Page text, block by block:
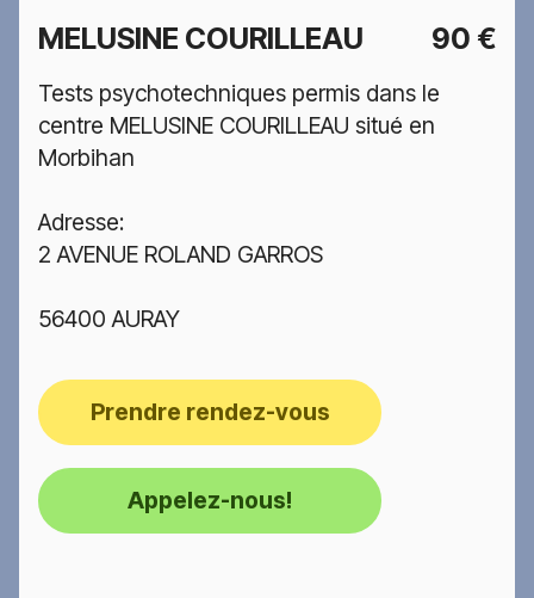
MELUSINE COURILLEAU 90 €
Tests psychotechniques permis dans le
centre MELUSINE COURILLEAU situé en
Morbihan
Adresse:
2 AVENUE ROLAND GARROS
56400 AURAY
Prendre rendez-vous
Appelez-nous!